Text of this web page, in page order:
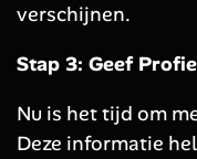
verschijnen.
Stap 3: Geef
Nu is het tijd om
Deze informatie